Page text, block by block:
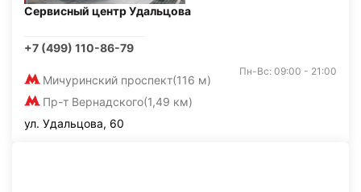
Сервисный центр Удальцова
+7 (499) 110-86-79
Мичуринский проспект(116 м)
Пр-т Вернадского(1,49 км)
Пн-Вс: 09:00 - 21:00
ул. Удальцова, 60